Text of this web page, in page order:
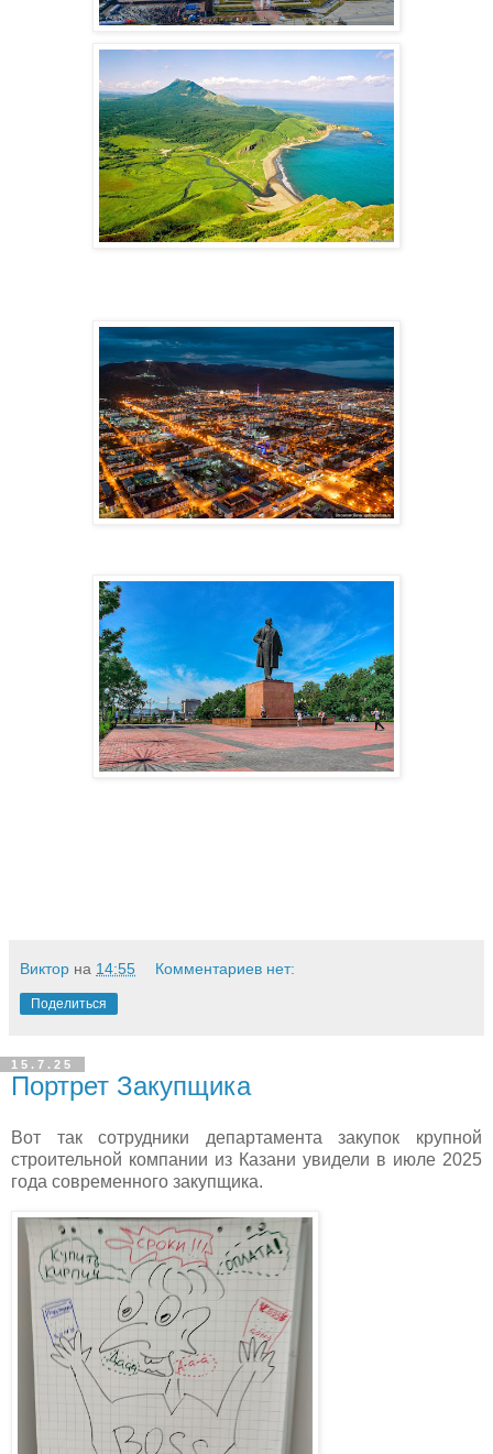
Виктор на 14:55 Комментариев нет:
Поделиться
15.7.25
Портрет Закупщика
Вот так сотрудники департамента закупок крупной
строительной компании из Казани увидели в июле 2025
года современного закупщика.